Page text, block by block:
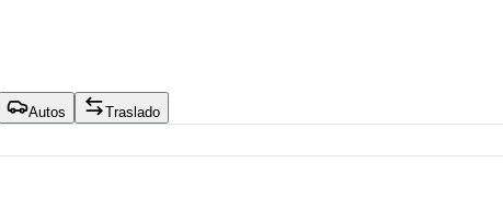
Autos Traslado